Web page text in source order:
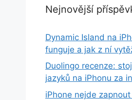
Nejnovější
Dynamic Island na
funguje a jak z ní
Duolingo recenze:
jazyků na iPhonu za
iPhone nejde